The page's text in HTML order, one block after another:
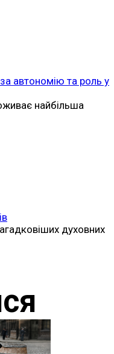
автономію та роль у
найбільша
духовних